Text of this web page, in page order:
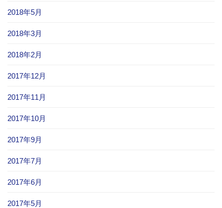
2018年5月
2018年3月
2018年2月
2017年12月
2017年11月
2017年10月
2017年9月
2017年7月
2017年6月
2017年5月